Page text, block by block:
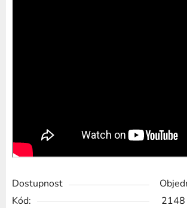
Dostupnost
Kód:
2148